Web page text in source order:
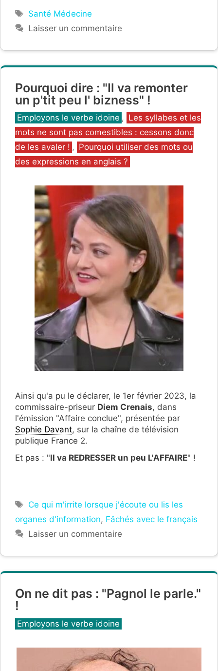
Étiquettes
Santé Médecine
Laisser un commentaire
Pourquoi dire : "Il va remonter
un p'tit peu l' bizness" !
Catégories
Employons le verbe idoine , Les syllabes et les
mots ne sont pas comestibles : cessons donc
de les avaler ! , Pourquoi utiliser des mots ou
des expressions en anglais ?
Ainsi qu'a pu le déclarer, le 1er février 2023, la
commissaire-priseur Diem Crenais, dans
l'émission "Affaire conclue", présentée par
Sophie Davant, sur la chaîne de télévision
publique France 2.
Et pas : "Il va REDRESSER un peu L'AFFAIRE" !
Étiquettes
Ce qui m'irrite lorsque j'écoute ou lis les
organes d'information, Fâchés avec le français
Laisser un commentaire
On ne dit pas : "Pagnol le parle."
!
Catégories
Employons le verbe idoine